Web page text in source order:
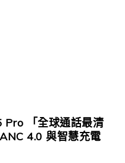
「全球通話最清
4.0 與智慧充電